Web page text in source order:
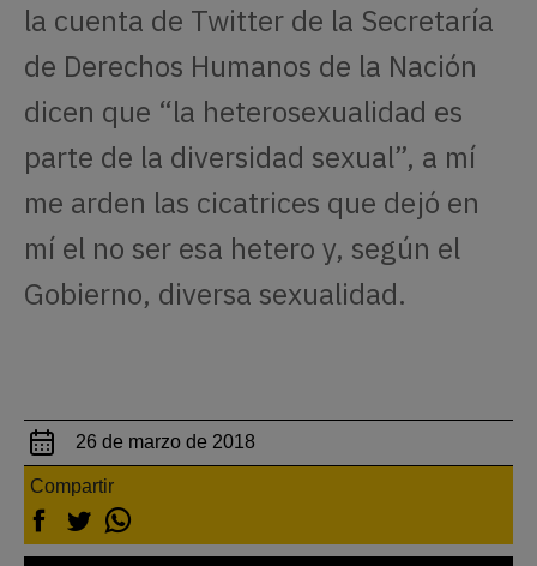
la cuenta de Twitter de la Secretaría
de Derechos Humanos de la Nación
dicen que “la heterosexualidad es
parte de la diversidad sexual”, a mí
me arden las cicatrices que dejó en
mí el no ser esa hetero y, según el
Gobierno, diversa sexualidad.
26 de marzo de 2018
Compartir